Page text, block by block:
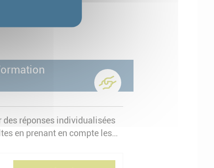
réponses individualisées
en prenant en compte les
logement, santé, mobilité,